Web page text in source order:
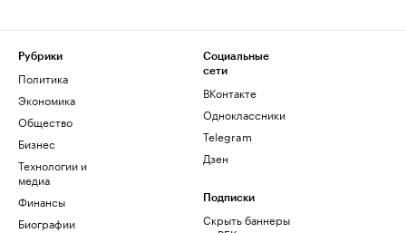
Рубрики
Политика
Экономика
Общество
Бизнес
Технологии и
медиа
Финансы
Биографии
Социальные
сети
ВКонтакте
Одноклассники
Telegram
Дзен
Подписки
Скрыть баннеры